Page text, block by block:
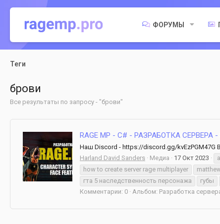
ФОРУМЫ
Теги
брови
Все результаты по запросу - "брови"
RAGE MP - C# - РАЗРАБОТКА СЕРВЕРА
Наш Discord - https://discord.gg/
Harland David Sanders
Медиа 17 Окт 2023
how to create server rage multiplayer
гта 5 наследственность персонажа
губы
Комментарии: 0
Альбом: Разработка